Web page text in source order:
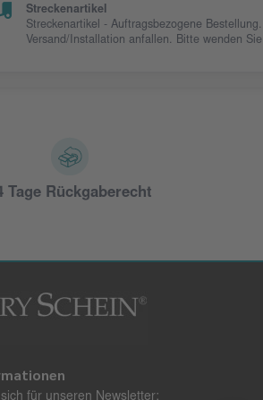
Streckenartikel
Streckenartikel - Auftragsbezogene
Versand/Installation anfallen. Bitte wenden
Tage Rückgaberecht
für unseren Newsletter: